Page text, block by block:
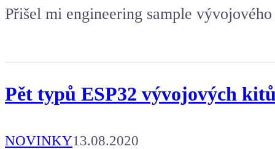
Přišel mi engineering sample
Pět typů ESP32 vývojových
NOVINKY13.08.2020